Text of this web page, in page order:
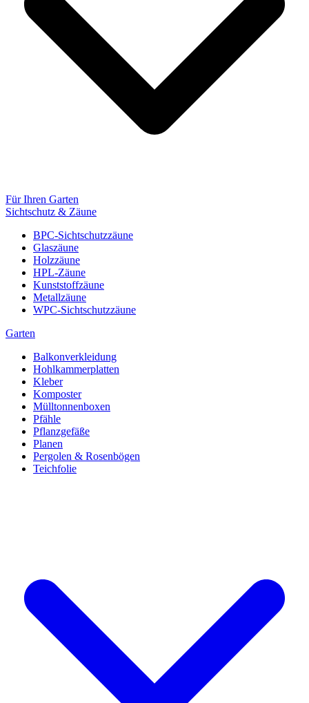
Für Ihren Garten
Sichtschutz & Zäune
BPC-Sichtschutzzäune
Glaszäune
Holzzäune
HPL-Zäune
Kunststoffzäune
Metallzäune
WPC-Sichtschutzzäune
Garten
Balkonverkleidung
Hohlkammerplatten
Kleber
Komposter
Mülltonnenboxen
Pfähle
Pflanzgefäße
Planen
Pergolen & Rosenbögen
Teichfolie